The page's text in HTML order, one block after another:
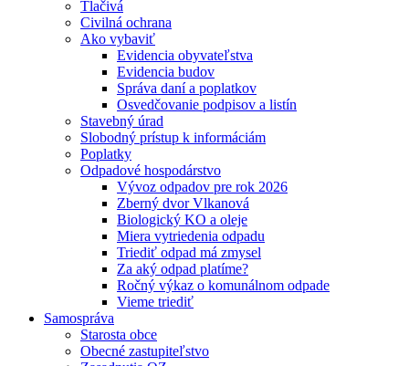
Tlačivá
Civilná ochrana
Ako vybaviť
Evidencia obyvateľstva
Evidencia budov
Správa daní a poplatkov
Osvedčovanie podpisov a listín
Stavebný úrad
Slobodný prístup k informáciám
Poplatky
Odpadové hospodárstvo
Vývoz odpadov pre rok 2026
Zberný dvor Vlkanová
Biologický KO a oleje
Miera vytriedenia odpadu
Triediť odpad má zmysel
Za aký odpad platíme?
Ročný výkaz o komunálnom odpade
Vieme triediť
Samospráva
Starosta obce
Obecné zastupiteľstvo